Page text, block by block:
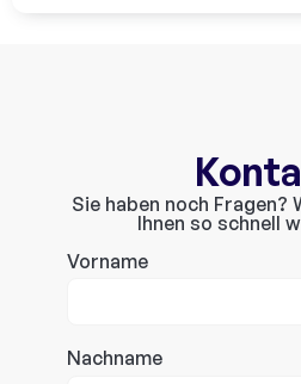
Sie haben noch Fragen?
Ihnen so schnell
Vorname
Nachname